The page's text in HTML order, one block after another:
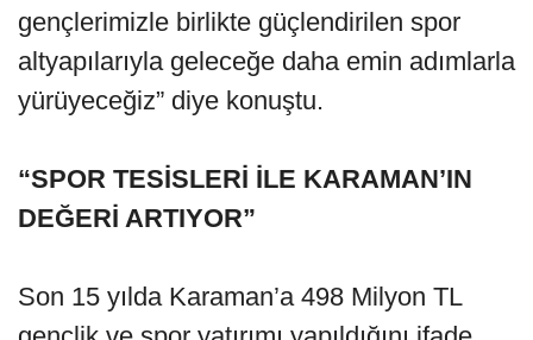
gençlerimizle birlikte güçlendirilen spor
altyapılarıyla geleceğe daha emin adımlarla
yürüyeceğiz” diye konuştu.
“SPOR TESİSLERİ İLE KARAMAN’IN
DEĞERİ ARTIYOR”
Son 15 yılda Karaman’a 498 Milyon TL